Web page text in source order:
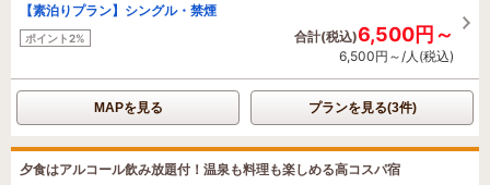
【素泊りプラン】シングル・禁煙
ポイント2% 合計(税込)6,500円～
6,500円～/人(税込)
MAPを見る プランを見る(3件)
夕食はアルコール飲み放題付！温泉も料理も楽しめる高コスパ宿